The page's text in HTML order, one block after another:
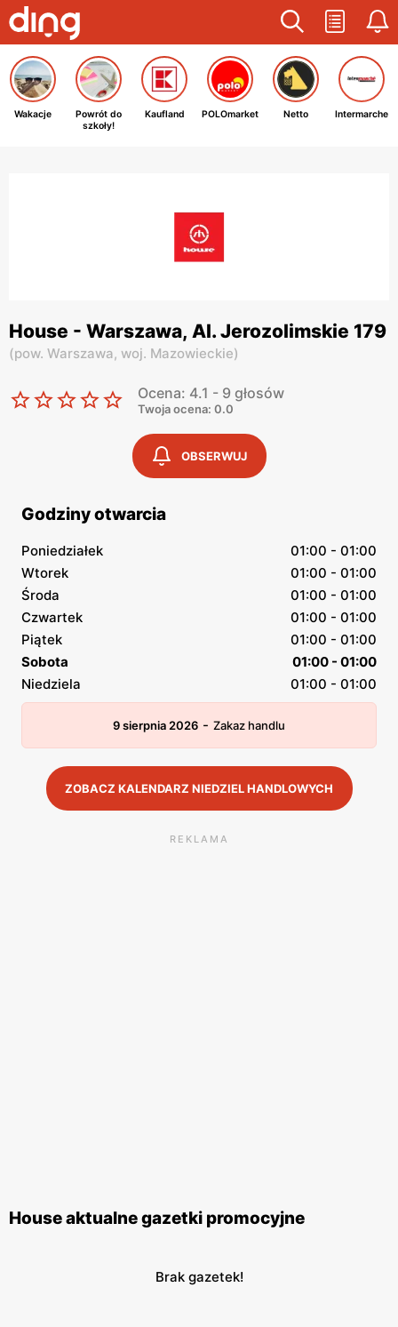
Wakacje
Powrót do
szkoły!
Kaufland POLOmarket Netto Intermarche
House - Warszawa, Al. Jerozolimskie 179
(pow. Warszawa, woj. Mazowieckie)
Ocena: 4.1 - 9 głosów
Twoja ocena: 0.0
OBSERWUJ
Godziny otwarcia
Poniedziałek
01:00 - 01:00
Wtorek
01:00 - 01:00
Środa
01:00 - 01:00
Czwartek
01:00 - 01:00
Piątek
01:00 - 01:00
Sobota
01:00 - 01:00
Niedziela
01:00 - 01:00
9 sierpnia 2026 - Zakaz handlu
ZOBACZ KALENDARZ NIEDZIEL HANDLOWYCH
REKLAMA
House aktualne gazetki promocyjne
Brak gazetek!